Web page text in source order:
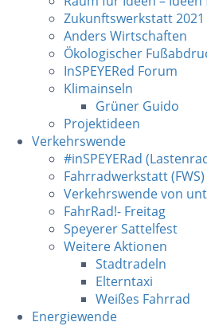
Zukunftswerkstatt 2021
Anders Wirtschaften
Ökologischer
InSPEYERed Forum
Klimainseln
Grüner Guido
Projektideen
Verkehrswende
#inSPEYERad
Fahrradwerkstatt (FWS)
Verkehrswende von
FahrRad!- Freitag
Speyerer Sattelfest
Weitere Aktionen
Stadtradeln
Elterntaxi
Weißes Fahrrad
Energiewende